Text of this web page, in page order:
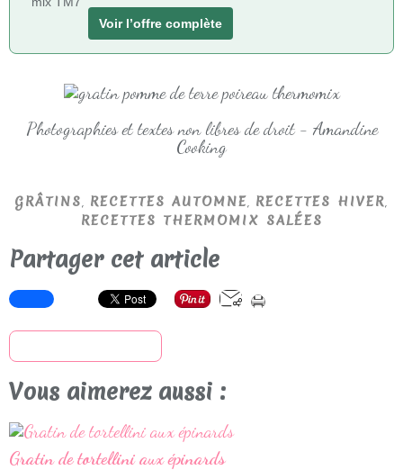
Voir l’offre complète
Photographies et textes non libres de droit - Amandine
Cooking
GRÂTINS, RECETTES AUTOMNE, RECETTES HIVER,
RECETTES THERMOMIX SALÉES
Partager cet article
Vous aimerez aussi :
Gratin de tortellini aux épinards